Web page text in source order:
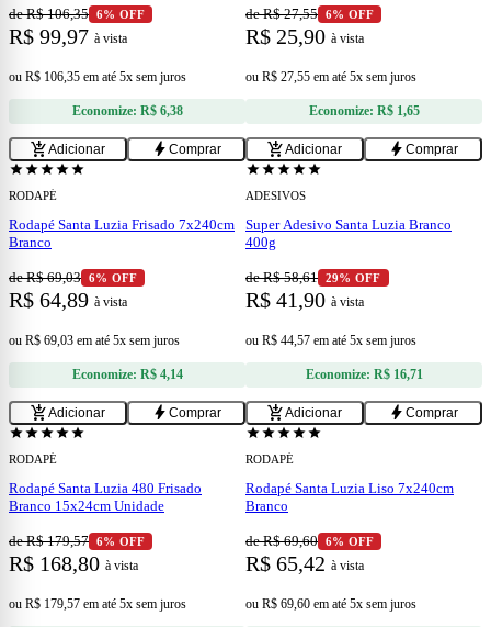
de R$ 106,35 6% OFF
R$ 99,97 à vista
ou R$ 106,35 em até 5x sem juros
Economize: R$ 6,38
add_shopping_cartAdicionar bolt Comprar
de R$ 27,55 6% OFF
R$ 25,90 à vista
ou R$ 27,55 em até 5x sem juros
Economize: R$ 1,65
add_shopping_cartAdicionar bolt Comprar
add
starstarstarstarstar
RODAPÉ
Rodapé Santa Luzia Frisado 7x240cm
Branco
de R$ 69,03 6% OFF
R$ 64,89 à vista
ou R$ 69,03 em até 5x sem juros
Economize: R$ 4,14
add_shopping_cartAdicionar bolt Comprar
add
starstarstarstarstar
ADESIVOS
Super Adesivo Santa Luzia Branco
400g
de R$ 58,61 29% OFF
R$ 41,90 à vista
ou R$ 44,57 em até 5x sem juros
Economize: R$ 16,71
add_shopping_cartAdicionar bolt Comprar
add
starstarstarstarstar
RODAPÉ
Rodapé Santa Luzia 480 Frisado
Branco 15x24cm Unidade
de R$ 179,57 6% OFF
R$ 168,80 à vista
ou R$ 179,57 em até 5x sem juros
add
starstarstarstarstar
RODAPÉ
Rodapé Santa Luzia Liso 7x240cm
Branco
de R$ 69,60 6% OFF
R$ 65,42 à vista
ou R$ 69,60 em até 5x sem juros